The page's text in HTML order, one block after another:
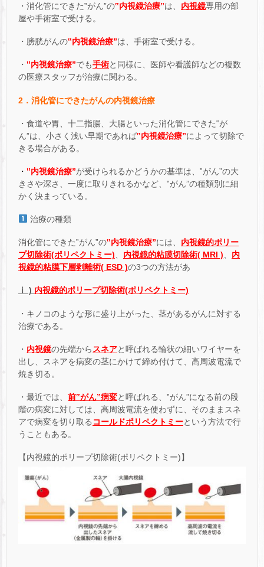
・消化管にできた‟がん”の‟内視鏡治療”は、 内視鏡専用の部
屋や手術室で受ける。
・膀胱がんの‟内視鏡治療”は、手術室で受ける。
・ ‟内視鏡治療”でも手術と同様に、医師や看護師などの複数
の医療スタッフが治療に関わる。
2．消化管にできたがんの内視鏡治療
・食道や胃、十二指腸、大腸といった消化管にできた‟が
ん”は、小さく浅い早期であれば‟内視鏡治療”によって切除で
きる場合がある。
・ ‟内視鏡治療”が受けられるかどうかの基準は、‟がん”の大
きさや深さ、一度に取りきれるかなど、‟がん”の種類別に細
かく決まっている。
治療の種類
消化管にできた‟がん”の‟内視鏡治療”には、 内視鏡的ポリー
プ切除術(ポリペクトミー)、 内視鏡的粘膜切除術( MRI )、 内
視鏡的粘膜下層剥離術( ESD )の3つの方法があ
ⅰ ) 内視鏡的ポリープ切除術(ポリペクトミー)
・キノコのような形に盛り上がった、茎があるがんに対する
治療である。
・ 内視鏡の先端から スネアと呼ばれる輪状の細いワイヤーを
出し、スネアを病変の茎にかけて締め付けて、高周波電流で
焼き切る。
・最近では、 前‟がん”病変と呼ばれる、‟がん”になる前の段
階の病変に対しては、高周波電流を使わずに、そのままスネ
アで病変を切り取る コールドポリペクトミーという方法で行
うこともある。
【内視鏡的ポリープ切除術(ポリペクトミー)】